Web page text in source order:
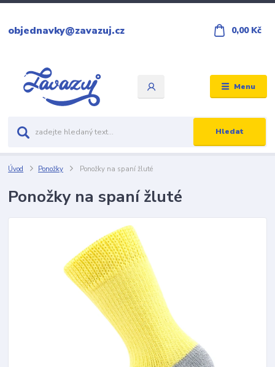
Menu
Hledat
objednavky@zavazuj.cz 0,00 Kč
Úvod Ponožky Ponožky na spaní žluté
Ponožky na spaní žluté